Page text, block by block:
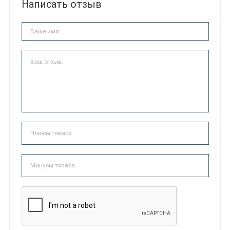
Написать отзыв